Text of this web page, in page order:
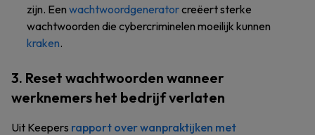
zijn. Een wachtwoordgeneratorcreëert sterke
wachtwoorden die cybercriminelen moeilijk kunnen
kraken.
3. Reset wachtwoorden wanneer
werknemers het bedrijf verlaten
Uit Keepers rapport over wanpraktijken met